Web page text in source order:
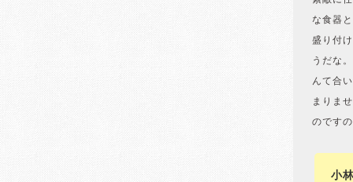
な食器
盛り付
うだな
んて合
まりま
のです
小